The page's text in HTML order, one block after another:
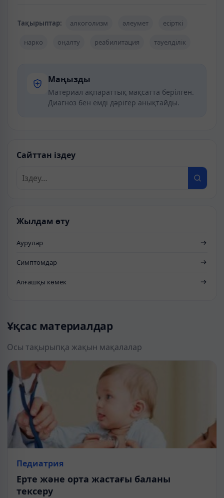
Тақырыптар: алкоголизм әлеумет есірткі
нарко оңалту реабилитация тәуелділік
Маңызды
Материал ақпараттық мақсатта берілген.
Диагноз бен емді дәрігер анықтайды.
Сайттан іздеу
Жылдам өту
Аурулар
Симптомдар
Алғашқы көмек
Ұқсас материалдар
Осы тақырыпқа жақын мақалалар
Педиатрия
Ерте және орта жастағы баланы
тексеру